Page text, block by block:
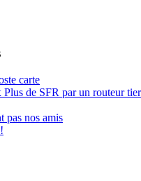
carte
de SFR par un routeur
pas nos amis